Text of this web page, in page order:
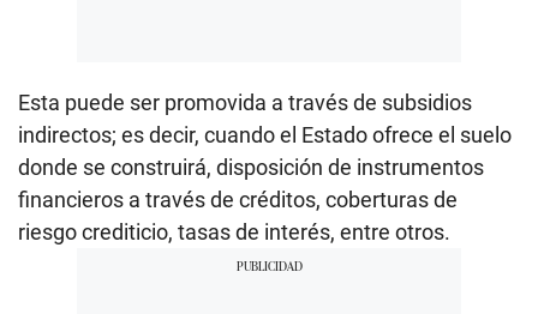
Esta puede ser promovida a través de subsidios
indirectos; es decir, cuando el Estado ofrece el suelo
donde se construirá, disposición de instrumentos
financieros a través de créditos, coberturas de
riesgo crediticio, tasas de interés, entre otros.